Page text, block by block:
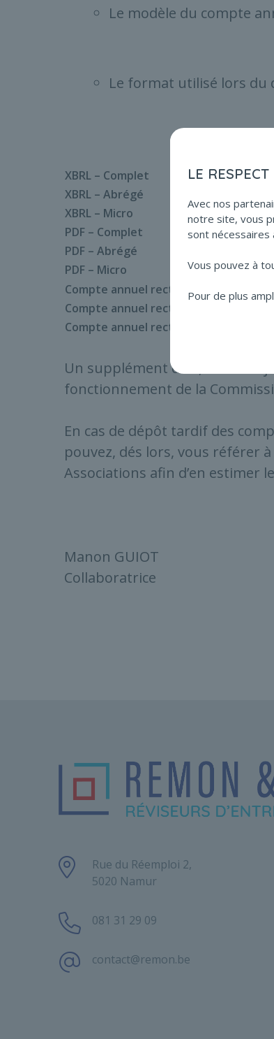
Le modèle du compte
Le format utilisé lors du
XBRL – Complet
XBRL – Abrégé
XBRL – Micro
PDF – Complet
PDF – Abrégé
PDF – Micro
Compte annuel rectificatif – Complet
Compte annuel rectificatif – Abrégé
Compte annuel rectificatif – Micro
Un supplément de 3,40 € est
fonctionnement de la
En cas de dépôt tardif des
pouvez, dés lors, vous référer à
Associations afin d’en estimer
Manon GUIOT
Collaboratrice
Rue du Réemploi 2,
5020 Namur
081 31 29 09
contact@remon.be
LE
Avec nos
notre site, vous
sont nécessaires
Vous pouvez à
Pour de plus